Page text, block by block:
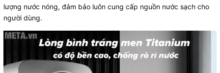
lượng nước nóng, đảm bảo luôn cung cấp nguồn nước sạch cho
người dùng.